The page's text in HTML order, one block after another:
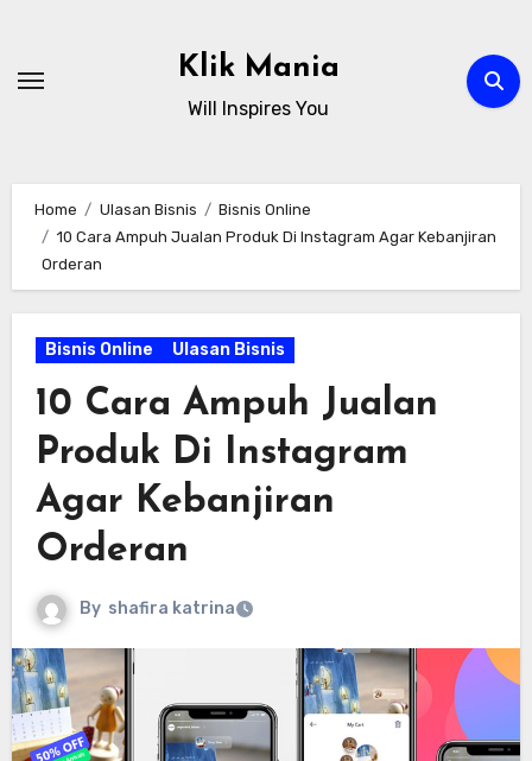
content
Klik Mania
Will Inspires You
Home Ulasan Bisnis
Bisnis Online
10 Cara Ampuh Jualan Produk Di Instagram Agar Kebanjiran
Orderan
Bisnis Online Ulasan Bisnis
10 Cara Ampuh Jualan
Produk Di Instagram
Agar Kebanjiran
Orderan
By shafira katrina